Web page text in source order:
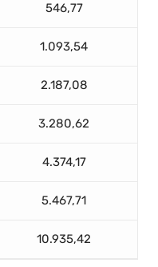
546,77
1.093,54
2.187,08
3.280,62
4.374,17
5.467,71
10.935,42